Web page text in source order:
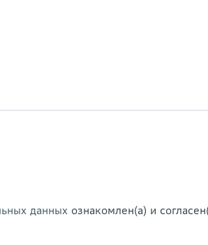
данных ознакомлен(а) и